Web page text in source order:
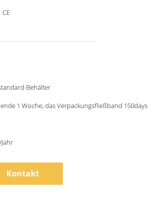
CE
Behälter
1 Woche, das Verpackungsfließband 150days
Kontakt